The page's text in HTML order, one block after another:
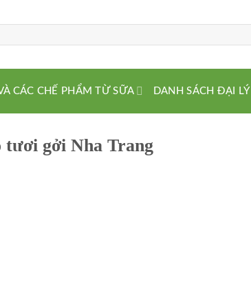
CÁC CHẾ PHẨM TỪ SỮA DANH SÁCH ĐẠI LÝ
tươi gởi Nha Trang